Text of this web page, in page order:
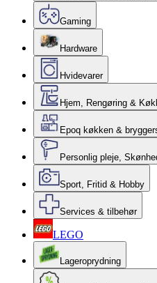
Gaming
Hardware
Hvidevarer
Hjem, Rengøring &
Epoq køkken &
Personlig pleje,
Sport, Fritid & Hobby
Services & tilbehør
LEGO
Lageroprydning